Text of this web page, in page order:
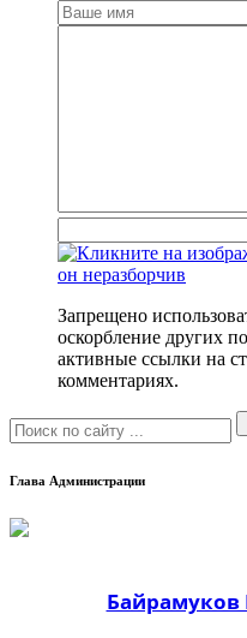
Запрещено
оскорбление других
активные ссылки на
комментариях.
Глава Администрации
Байрамуков